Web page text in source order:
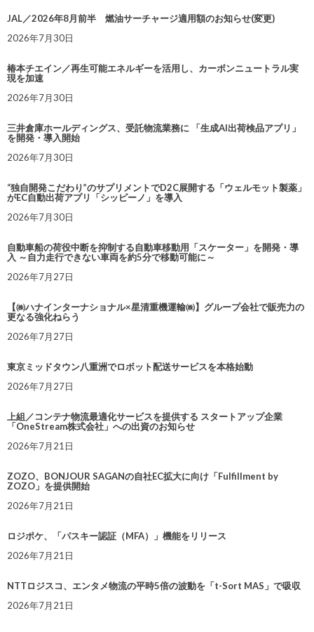
JAL／2026年8月前半 燃油サーチャージ適用額のお知らせ(変更)
2026年7月30日
椿本チエイン／再生可能エネルギーを活用し、カーボンニュートラル実
現を加速
2026年7月30日
三井倉庫ホールディングス、受託物流業務に 「生成AI出荷検品アプリ」
を開発・導入開始
2026年7月30日
“独自開発こだわり”のサプリメントでD2C展開する「ウェルモット製薬」
がEC自動出荷アプリ「シッピーノ」を導入
2026年7月30日
自動車船の荷役中断を抑制する自動車移動用「スケーター」を開発・導
入 ～自力走行できない車両を約5分で移動可能に～
2026年7月27日
【㈱ハナインターナショナル×星清重機運輸㈱】グループ会社で販売力の
更なる強化ねらう
2026年7月27日
東京ミッドタウン八重洲でロボット配送サービスを本格始動
2026年7月27日
上組／コンテナ物流最適化サービスを提供する スタートアップ企業
「OneStream株式会社」への出資のお知らせ
2026年7月21日
ZOZO、BONJOUR SAGANの自社EC拡大に向け「Fulfillment by
ZOZO」を提供開始
2026年7月21日
ロジポケ、「パスキー認証（MFA）」機能をリリース
2026年7月21日
NTTロジスコ、エンタメ物流の平時5倍の波動を「t-Sort MAS」で吸収
2026年7月21日